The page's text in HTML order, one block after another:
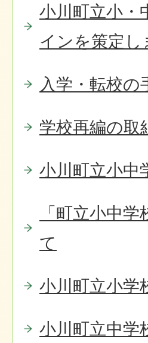
小川町立小・
インを策定し
入学・転校の
学校再編の取
小川町立小中
「町立小中
て
小川町立小学
小川町立中学